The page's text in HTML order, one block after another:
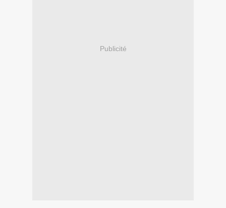
Publicité